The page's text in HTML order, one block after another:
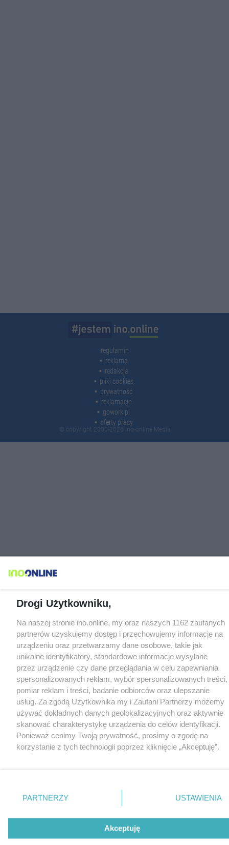
regulamin
reklama
redakcja
pliki cookies
prywatność
reklamacje
gowork.pl
oferty pracy
© copyright 2000-2026 Ino-online Media
Drogi Użytkowniku,
Na naszej stronie ino.online, my oraz naszych 1162 zaufanych
partnerów uzyskujemy dostęp i przechowujemy informacje na
urządzeniu oraz przetwarzamy dane osobowe, takie jak
unikalne identyfikatory, standardowe informacje wysyłane
przez urządzenie czy dane przeglądania w celu zapewniania
spersonalizowanych reklam, wybór spersonalizowanych treści,
pomiar reklam i treści, badanie odbiorców oraz ulepszanie
usług. Za zgodą Użytkownika my i Zaufani Partnerzy możemy
używać dokładnych danych geolokalizacyjnych oraz aktywnie
skanować charakterystykę urządzenia do celów identyfikacji.
Ponieważ cenimy Twoją prywatność, prosimy o zgodę na
korzystanie z tych technologii poprzez kliknięcie „Akceptuję”.
nie wymagają zgody użytkownika, ale masz prawo sprzeciwić
się takiemu przetwarzaniu. Preferencje będą miały
Zapoznaj się z poniższymi informacjami, abyś mógł świadomie
PARTNERZY USTAWIENIA
Akceptuję